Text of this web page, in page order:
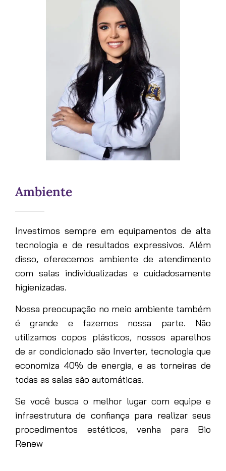
Ambiente
Investimos sempre em equipamentos de alta
tecnologia e de resultados expressivos. Além
disso, oferecemos ambiente de atendimento
com salas individualizadas e cuidadosamente
higienizadas.
Nossa preocupação no meio ambiente também
é grande e fazemos nossa parte. Não
utilizamos copos plásticos, nossos aparelhos
de ar condicionado são Inverter, tecnologia que
economiza 40% de energia, e as torneiras de
todas as salas são automáticas.
Se você busca o melhor lugar com equipe e
infraestrutura de confiança para realizar seus
procedimentos estéticos, venha para Bio
Renew